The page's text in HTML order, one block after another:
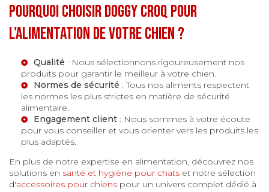
Pourquoi choisir Doggy Croq pour
l'alimentation de votre chien ?
Qualité : Nous sélectionnons rigoureusement nos
produits pour garantir le meilleur à votre chien.
Normes de sécurité : Tous nos aliments respectent
les normes les plus strictes en matière de sécurité
alimentaire.
Engagement client : Nous sommes à votre écoute
pour vous conseiller et vous orienter vers les produits les
plus adaptés.
En plus de notre expertise en alimentation, découvrez nos
solutions en santé et hygiène pour chats et notre sélection
d'accessoires pour chiens pour un univers complet dédié à